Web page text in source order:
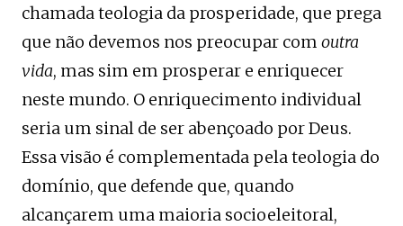
chamada teologia da prosperidade, que prega
que não devemos nos preocupar com outra
vida, mas sim em prosperar e enriquecer
neste mundo. O enriquecimento individual
seria um sinal de ser abençoado por Deus.
Essa visão é complementada pela teologia do
domínio, que defende que, quando
alcançarem uma maioria socioeleitoral,